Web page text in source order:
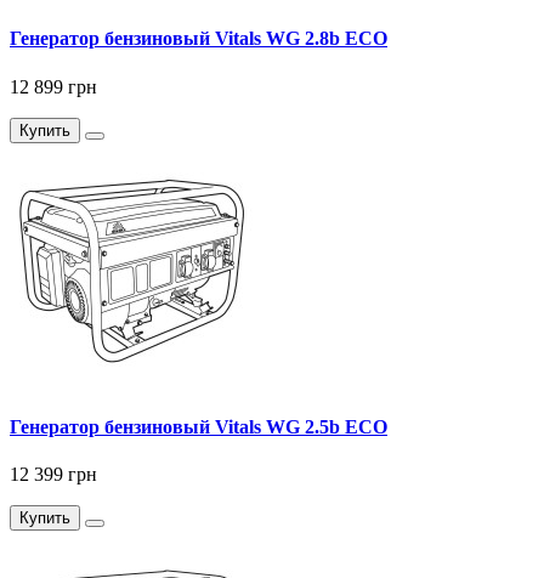
Генератор бензиновый Vitals WG 2.8b ECO
12 899 грн
Купить
Генератор бензиновый Vitals WG 2.5b ECO
12 399 грн
Купить